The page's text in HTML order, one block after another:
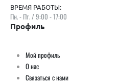
ВРЕМЯ РАБОТЫ:
Пн. - Пт. / 9:00 - 17:00
Профиль
Мой профиль
О нас
Связаться с нами